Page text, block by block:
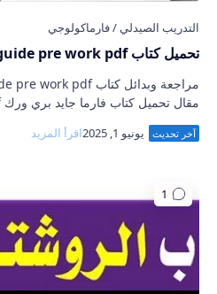
تحميل كتاب pharma guide pre work pdf